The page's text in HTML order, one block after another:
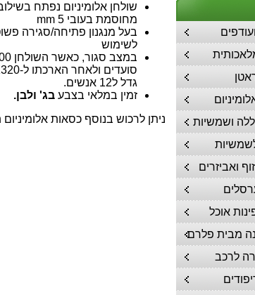
ושמשיות
ואביזרים
אוכל
מבית פלרם
לרכב
שולחן אלומיניום נפתח
מחוסמת בעובי 5 mm
בעל מנגנון פתיחה/סגירה
לשימוש
גדל ל12 אנשים.
זמין במלאי בצבע בג' ולבן.
ניתן לרכוש בנוסף כסאות